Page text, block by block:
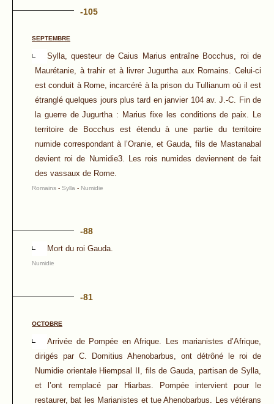
-105
SEPTEMBRE
Sylla, questeur de Caius Marius entraîne Bocchus, roi de
Maurétanie, à trahir et à livrer Jugurtha aux Romains. Celui-ci
est conduit à Rome, incarcéré à la prison du Tullianum où il est
étranglé quelques jours plus tard en janvier 104 av. J.-C. Fin de
la guerre de Jugurtha : Marius fixe les conditions de paix. Le
territoire de Bocchus est étendu à une partie du territoire
numide correspondant à l’Oranie, et Gauda, fils de Mastanabal
devient roi de Numidie3. Les rois numides deviennent de fait
des vassaux de Rome.
Romains - Sylla - Numidie
-88
Mort du roi Gauda.
Numidie
-81
OCTOBRE
Arrivée de Pompée en Afrique. Les marianistes d’Afrique,
dirigés par C. Domitius Ahenobarbus, ont détrôné le roi de
Numidie orientale Hiempsal II, fils de Gauda, partisan de Sylla,
et l’ont remplacé par Hiarbas. Pompée intervient pour le
restaurer, bat les Marianistes et tue Ahenobarbus. Les vétérans